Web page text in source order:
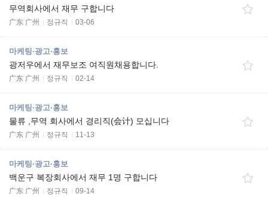
무역회사에서 재무 구합니다
广东 广州 정규직 03-06
마케팅·광고·홍보
광저우에서 재무보조 여직원채용합니다.
广东 广州 정규직 02-14
마케팅·광고·홍보
물류 ,무역 회사에서 경리직(会计) 모십니다
广东 广州 정규직 11-13
마케팅·광고·홍보
백운구 복장회사에서 재무 1명 구합니다
广东 广州 정규직 09-14